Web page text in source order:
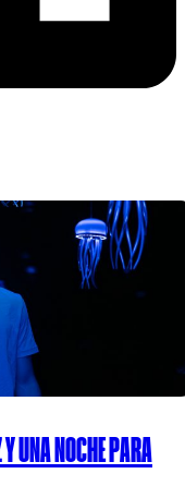
UNA NOCHE PARA